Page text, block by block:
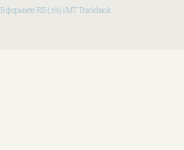
В формате RIS (.ris) | MT Trackback